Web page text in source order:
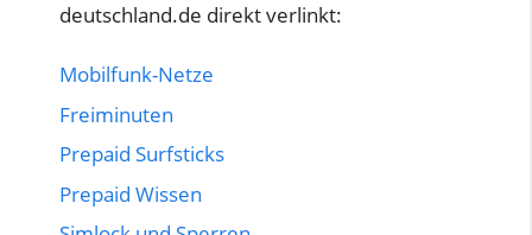
deutschland.de direkt verlinkt:
Mobilfunk-Netze
Freiminuten
Prepaid Surfsticks
Prepaid Wissen